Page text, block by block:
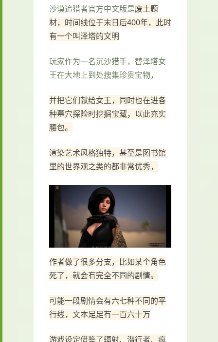
沙漠追猎者官方中文版是废土题
材，时间线位于末日后400年，此时
有一个叫泽塔的文明
玩家作为一名沉沙猎手，替泽塔女
王在大地上到处搜集珍贵宝物，
并把它们献给女王，同时也在进各
种墓穴探险时挖掘宝藏，以此充实
腰包。
渲染艺术风格独特，甚至是图书馆
里的世界观之类的都非常优秀，
作者做了很多分支，比如某个角色
死了，就会有完全不同的剧情。
可能一段剧情会有六七种不同的平
行线，文本足足有一百六十万
游戏设定借鉴了辐射、潜行者、疯